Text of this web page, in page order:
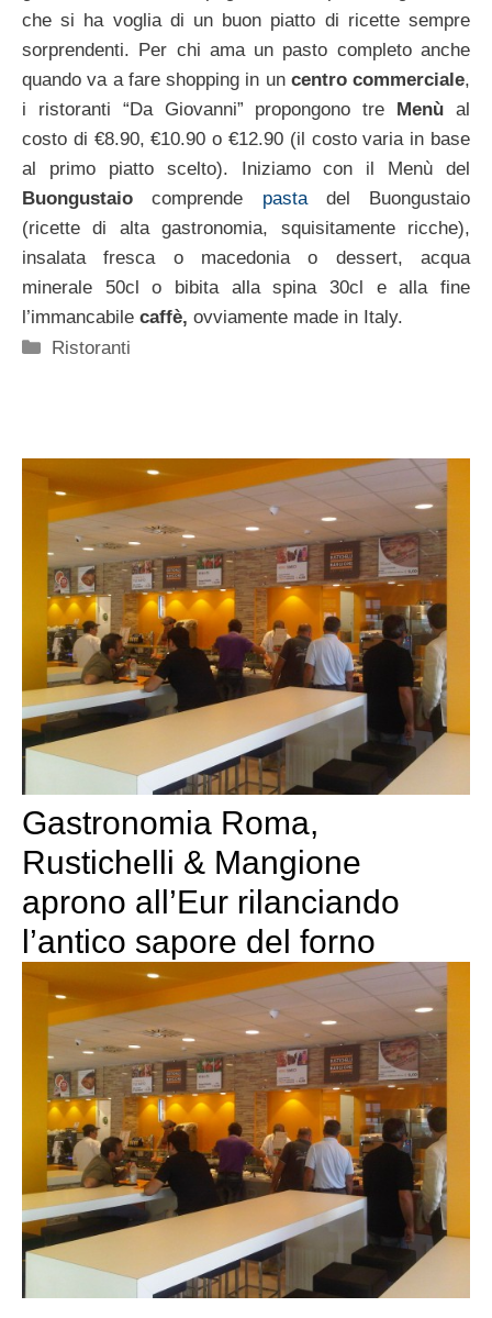
che si ha voglia di un buon piatto di ricette sempre
sorprendenti. Per chi ama un pasto completo anche
quando va a fare shopping in un centro commerciale,
i ristoranti “Da Giovanni” propongono tre Menù al
costo di €8.90, €10.90 o €12.90 (il costo varia in base
al primo piatto scelto). Iniziamo con il Menù del
Buongustaio comprende pastadel Buongustaio
(ricette di alta gastronomia, squisitamente ricche),
insalata fresca o macedonia o dessert, acqua
minerale 50cl o bibita alla spina 30cl e alla fine
l’immancabile caffè, ovviamente made in Italy.
Categorie
Ristoranti
Gastronomia Roma,
Rustichelli & Mangione
aprono all’Eur rilanciando
l’antico sapore del forno